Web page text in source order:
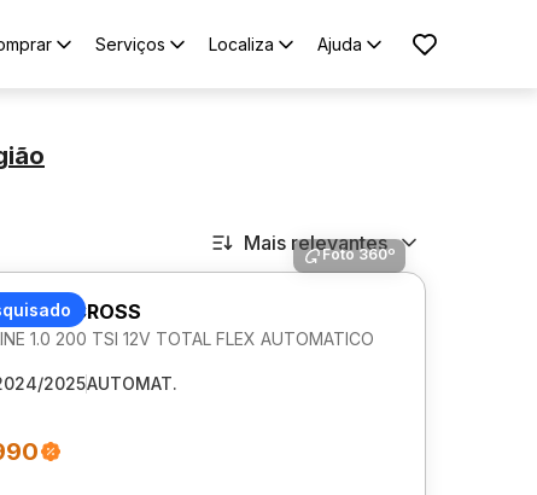
Serviços Localiza Ajuda
Mais relevantes
Foto 360º
T-CROSS
1.0 200 TSI 12V TOTAL FLEX AUTOMATICO
2025AUTOMAT.